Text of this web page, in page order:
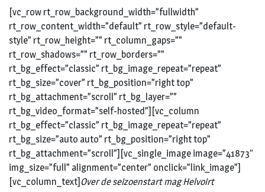
[vc_row rt_row_background_width=”fullwidth”
rt_row_content_width=”default” rt_row_style=”default-
style” rt_row_height=”” rt_column_gaps=””
rt_row_shadows=”” rt_row_borders=””
rt_bg_effect=”classic” rt_bg_image_repeat=”repeat”
rt_bg_size=”cover” rt_bg_position=”right top”
rt_bg_attachment=”scroll” rt_bg_layer=””
rt_bg_video_format=”self-hosted”][vc_column
rt_bg_effect=”classic” rt_bg_image_repeat=”repeat”
rt_bg_size=”auto auto” rt_bg_position=”right top”
rt_bg_attachment=”scroll”][vc_single_image image=”41873″
img_size=”full” alignment=”center” onclick=”link_image”]
[vc_column_text] Over de seizoenstart mag Helvoirt